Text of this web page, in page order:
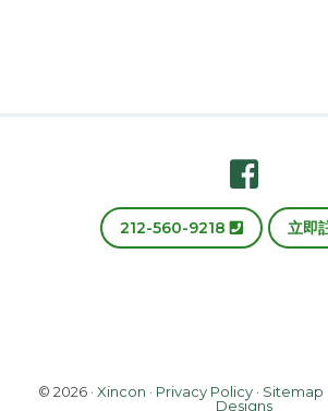
212-560-9218 立即
© 2026 · Xincon · Privacy Policy · Sitemap
Designs